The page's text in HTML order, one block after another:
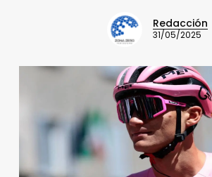
Redacción
31/05/2025